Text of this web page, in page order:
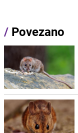
/ Povezano